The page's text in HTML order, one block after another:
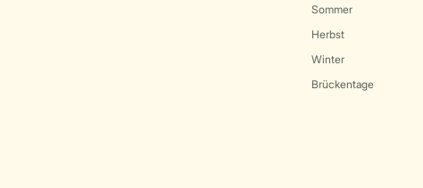
Sommer
Herbst
Winter
Brückentage